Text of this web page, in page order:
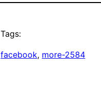
Tags:
facebook, more-2584